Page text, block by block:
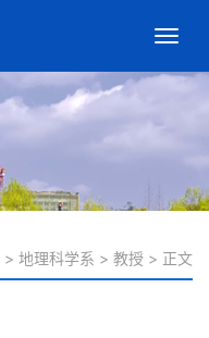
> 地理科学系 > 教授 > 正文